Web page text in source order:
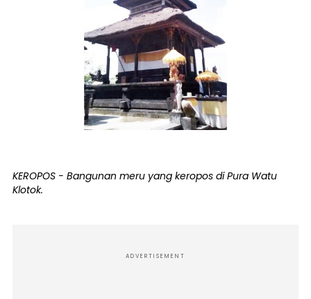
KEROPOS - Bangunan meru yang keropos di Pura Watu
Klotok.
ADVERTISEMENT